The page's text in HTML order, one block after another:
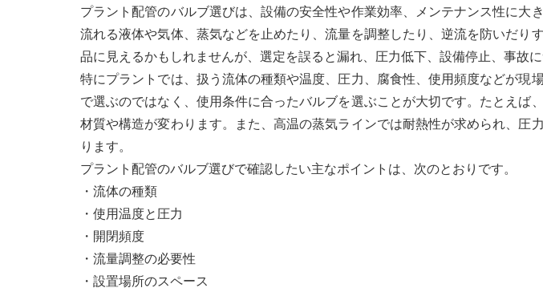
プラント配管のバルブ選びは、設備の安全性や作業効率、メンテナンス性に大
流れる液体や気体、蒸気などを止めたり、流量を調整したり、逆流を防いだり
品に見えるかもしれませんが、選定を誤ると漏れ、圧力低下、設備停止、事故
特にプラントでは、扱う流体の種類や温度、圧力、腐食性、使用頻度などが現
で選ぶのではなく、使用条件に合ったバルブを選ぶことが大切です。たとえば
材質や構造が変わります。また、高温の蒸気ラインでは耐熱性が求められ、圧
ります。
プラント配管のバルブ選びで確認したい主なポイントは、次のとおりです。
・流体の種類
・使用温度と圧力
・開閉頻度
・流量調整の必要性
・設置場所のスペース